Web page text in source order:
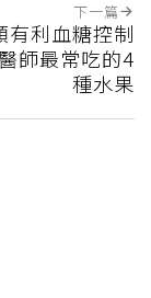
下一篇
有利血糖控制
師最常吃的4
種水果